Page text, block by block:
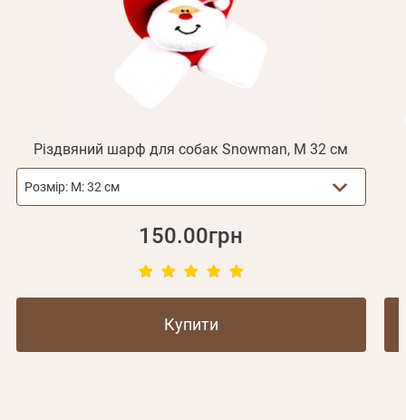
Різдвяний шарф для собак Snowman, M 32 см
Розмір: М: 32 см
150.00грн
Купити
Відправити
Реєстрація
або з допомогою
Згадали пароль?
Повторити відправку